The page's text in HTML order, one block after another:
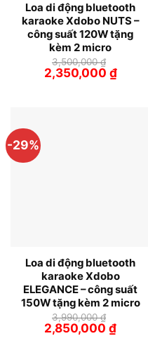
Loa di động bluetooth
karaoke Xdobo NUTS –
công suất 120W tặng
kèm 2 micro
3,500,000₫
Giá
gốc
2,350,000 ₫Giá
hiện
-29%
Loa di động bluetooth
karaoke Xdobo
ELEGANCE – công suất
150W tặng kèm 2 micro
3,990,000₫
Giá
gốc
2,850,000 ₫Giá